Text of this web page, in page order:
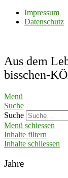
Impressum
Datenschutz
Aus dem
bisschen-
Menü
Suche
Suche
Menü schiessen
Inhalte filtern
Inhalte schliessen
Jahre